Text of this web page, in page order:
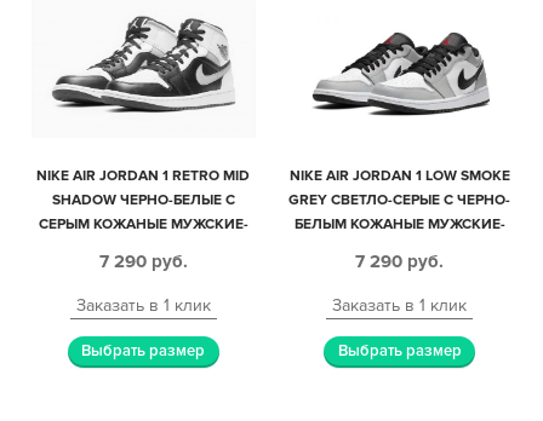
NIKE AIR JORDAN 1 RETRO MID
SHADOW ЧЕРНО-БЕЛЫЕ С
СЕРЫМ КОЖАНЫЕ МУЖСКИЕ-
7 290 руб.
Заказать в 1 клик
Выбрать размер
NIKE AIR JORDAN 1 LOW SMOKE
GREY СВЕТЛО-СЕРЫЕ С ЧЕРНО-
БЕЛЫМ КОЖАНЫЕ МУЖСКИЕ-
7 290 руб.
Заказать в 1 клик
Выбрать размер